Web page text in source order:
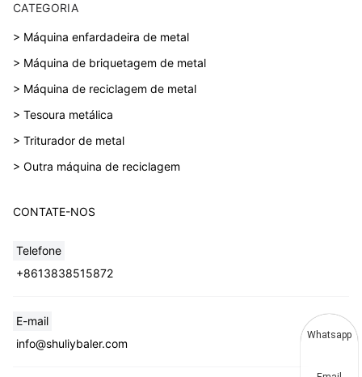
CATEGORIA
> Máquina enfardadeira de metal
> Máquina de briquetagem de metal
> Máquina de reciclagem de metal
> Tesoura metálica
> Triturador de metal
> Outra máquina de reciclagem
CONTATE-NOS
Telefone
+8613838515872
E-mail
info@shuliybaler.com
Whatsapp